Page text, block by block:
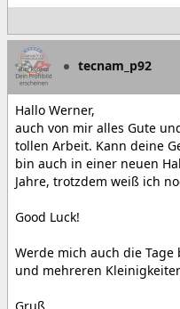
tecnam_p92
Hallo Werner,
auch von mir alles Gute
tollen Arbeit. Kann deine
bin auch in einer neuen
Jahre, trotzdem weiß ich
Good Luck!
Werde mich auch die
und mehreren